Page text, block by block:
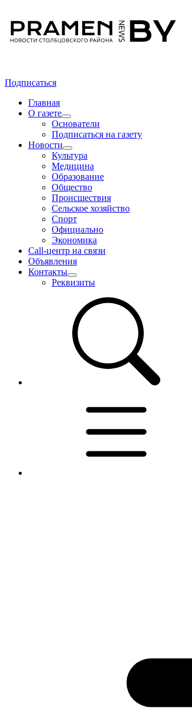
Подписаться
Главная
О газете
Основатели
Подписаться на газету
Новости
Культура
Медицина
Образование
Общество
Происшествия
Сельское хозяйство
Спорт
Официально
Экономика
Call-центр на связи
Объявления
Контакты
Реквизиты